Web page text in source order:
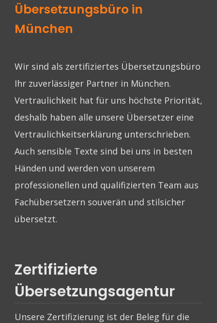
Übersetzungsbüro in
München
Wir sind als zertifiziertes Übersetzungsbüro
Ihr zuverlässiger Partner in München.
Vertraulichkeit hat für uns höchste Priorität,
deshalb haben alle unsere Übersetzer eine
Vertraulichkeitserklärung unterschrieben.
Auch sensible Texte sind bei uns in besten
Händen und werden von unserem
professionellen und qualifizierten Team aus
Fachübersetzern souverän und stilsicher
übersetzt.
Zertifizierte
Übersetzungsagentur
Unsere Zertifizierung ist der Beleg für die